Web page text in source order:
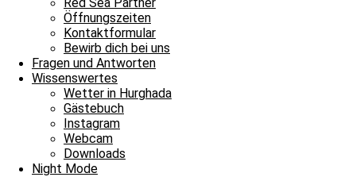
Öffnungszeiten
Kontaktformular
Bewirb dich bei uns
Fragen und Antworten
Wissenswertes
Wetter in Hurghada
Gästebuch
Instagram
Webcam
Downloads
Night Mode